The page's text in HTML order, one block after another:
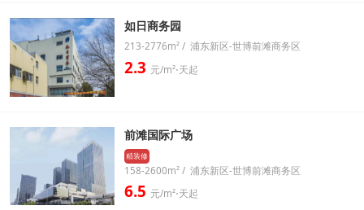
如日商务园
213-2776m² / 浦东新区-世博前滩商务区
2.3 元/m²⋅天起
前滩国际广场
精装修
158-2600m² / 浦东新区-世博前滩商务区
6.5 元/m²⋅天起